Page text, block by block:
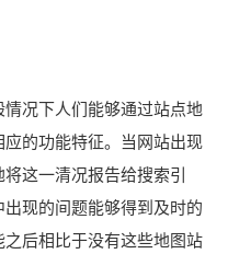
况下人们能够通过站点地
的功能特征。当网站出现
这一清况报告给搜索引
现的间题能够得到及时的
后相比于没有这些地图站